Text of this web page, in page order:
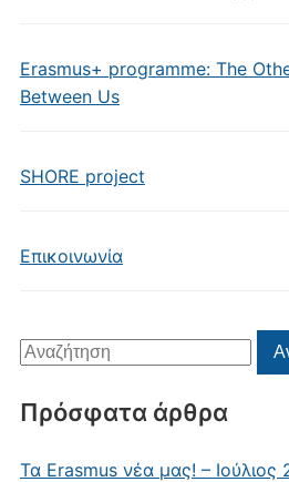
Erasmus+ programme: The
Between Us
SHORE project
Επικοινωνία
Αναζήτηση
για:
Πρόσφατα άρθρα
Τα Erasmus νέα μας! – Ιούλιος